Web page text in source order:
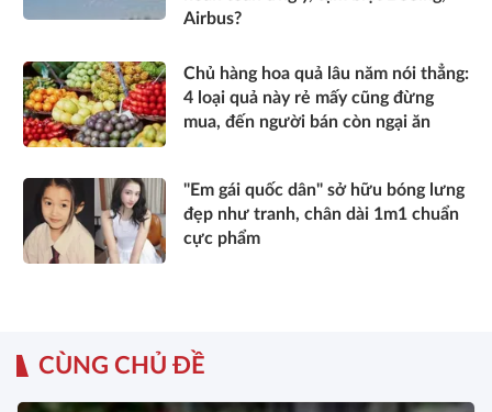
Airbus?
Chủ hàng hoa quả lâu năm nói thẳng:
4 loại quả này rẻ mấy cũng đừng
mua, đến người bán còn ngại ăn
"Em gái quốc dân" sở hữu bóng lưng
đẹp như tranh, chân dài 1m1 chuẩn
cực phẩm
CÙNG CHỦ ĐỀ